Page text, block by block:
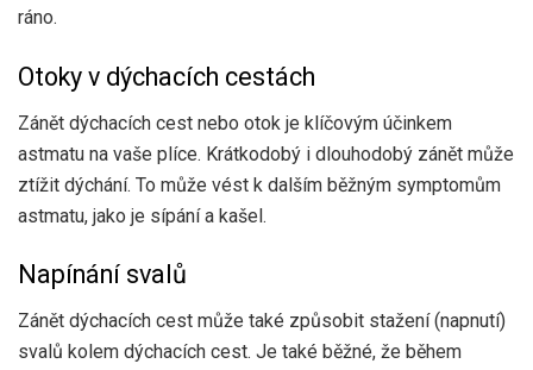
ráno.
Otoky v dýchacích cestách
Zánět dýchacích cest nebo otok je klíčovým účinkem
astmatu na vaše plíce. Krátkodobý i dlouhodobý zánět může
ztížit dýchání. To může vést k dalším běžným symptomům
astmatu, jako je sípání a kašel.
Napínání svalů
Zánět dýchacích cest může také způsobit stažení (napnutí)
svalů kolem dýchacích cest. Je také běžné, že během